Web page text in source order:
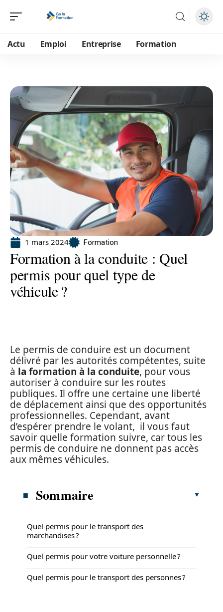
Actu Emploi Entreprise Formation
1 mars 2024 Formation
Formation à la conduite : Quel
permis pour quel type de
véhicule ?
Le permis de conduire est un document
délivré par les autorités compétentes, suite
à la formation à la conduite, pour vous
autoriser à conduire sur les routes
publiques. Il offre une certaine une liberté
de déplacement ainsi que des opportunités
professionnelles. Cependant, avant
d’espérer prendre le volant, il vous faut
savoir quelle formation suivre, car tous les
permis de conduire ne donnent pas accès
aux mêmes véhicules.
Sommaire
Quel permis pour le transport des
marchandises ?
Quel permis pour votre voiture personnelle ?
Quel permis pour le transport des personnes ?